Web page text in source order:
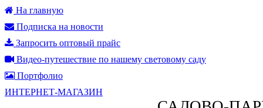
На главную
Подписка на новости
Запросить оптовый прайс
Видео-путешествие по нашему световому саду
Портфолио
ИНТЕРНЕТ-МАГАЗИН